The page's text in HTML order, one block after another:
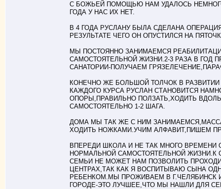
С БОЖЬЕЙ ПОМОЩЬЮ НАМ УДАЛОСЬ
ГОДА У НАС ИХ НЕТ.
В 4 ГОДА РУСЛАНУ БЫЛА СДЕЛАНА
РЕЗУЛЬТАТЕ ЧЕГО ОН ОПУСТИЛСЯ НА
МЫ ПОСТОЯННО ЗАНИМАЕМСЯ
САМОСТОЯТЕЛЬНОЙ ЖИЗНИ.2-3 РАЗА В ГОД
САНАТОРИИ-ПОЛУЧАЕМ
КОНЕЧНО ЖЕ БОЛЬШОЙ ТОЛЧОК В
КАЖДОГО КУРСА РУСЛАН СТАНОВИТСЯ
ОПОРЫ,ПРАВИЛЬНО ПОЛЗАТЬ,ХОДИТЬ
САМОСТОЯТЕЛЬНО 1-2 ШАГА.
ДОМА МЫ ТАК ЖЕ С НИМ
ХОДИТЬ НОЖКАМИ.УЧИМ АЛФАВИТ,ПИШЕМ
ВПЕРЕДИ ШКОЛА И НЕ ТАК МНОГО ВРЕМЕНИ
НОРМАЛЬНОЙ САМОСТОЯТЕЛЬНОЙ
СЕМЬИ НЕ МОЖЕТ НАМ ПОЗВОЛИТЬ
ЦЕНТРАХ,ТАК КАК Я ВОСПИТЫВАЮ СЫНА
РЕБЕНКОМ.МЫ ПРОЖИВАЕМ В Г.ЧЕЛЯБИНСК
ГОРОДЕ-ЭТО ЛУЧШЕЕ,ЧТО МЫ НАШЛИ ДЛЯ